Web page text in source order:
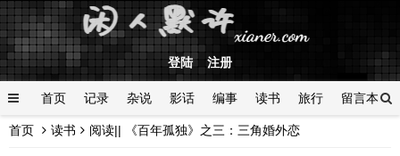
登陆 注册
首页 记录 杂说 影话 编事 读书 旅行 留言本
登陆
首页 读书 阅读|| 《百年孤独》之三：三角婚外恋